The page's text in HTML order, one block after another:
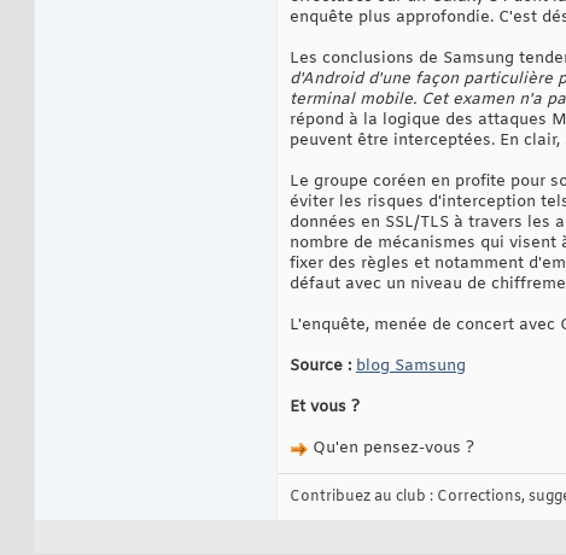
enquête plus approfondie. C'est
Les conclusions de Samsung
d'Android d'une façon particulière
terminal mobile. Cet examen n'a
répond à la logique des attaques
peuvent être interceptées. En
Le groupe coréen en profite pour
éviter les risques d'interception
données en SSL/TLS à travers
nombre de mécanismes qui
fixer des règles et notamment
défaut avec un niveau de
L'enquête, menée de concert
Source : blog Samsung
Et vous ?
Qu'en pensez-vous ?
Contribuez au club : Corrections,